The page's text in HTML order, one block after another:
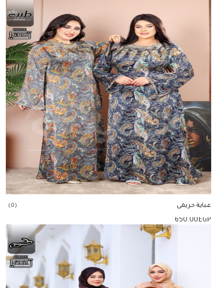
عباية حريمى (0)
650.00EGP
إضافة للسلة